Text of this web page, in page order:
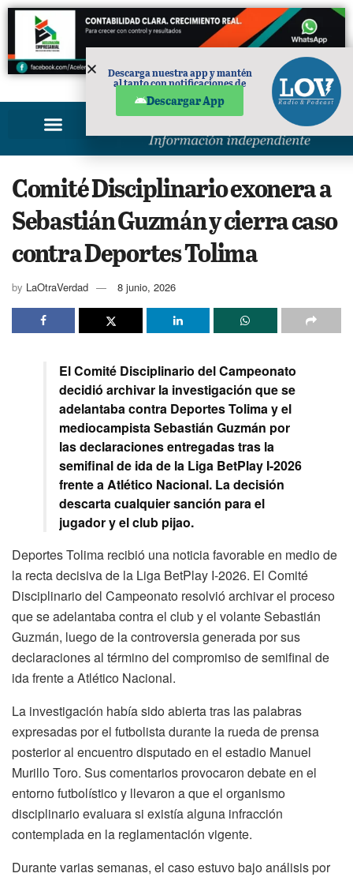
PUBLICIDAD
Comité Disciplinario exonera a
Sebastián Guzmán y cierra caso
contra Deportes Tolima
by LaOtraVerdad 8 junio, 2026
El Comité Disciplinario del Campeonato
decidió archivar la investigación que se
adelantaba contra Deportes Tolima y el
mediocampista Sebastián Guzmán por
las declaraciones entregadas tras la
semifinal de ida de la Liga BetPlay I-2026
frente a Atlético Nacional. La decisión
descarta cualquier sanción para el
jugador y el club pijao.
Deportes Tolima recibió una noticia favorable en medio de
la recta decisiva de la Liga BetPlay I-2026. El Comité
Disciplinario del Campeonato resolvió archivar el proceso
que se adelantaba contra el club y el volante Sebastián
Guzmán, luego de la controversia generada por sus
declaraciones al término del compromiso de semifinal de
ida frente a Atlético Nacional.
La investigación había sido abierta tras las palabras
expresadas por el futbolista durante la rueda de prensa
posterior al encuentro disputado en el estadio Manuel
Murillo Toro. Sus comentarios provocaron debate en el
entorno futbolístico y llevaron a que el organismo
disciplinario evaluara si existía alguna infracción
contemplada en la reglamentación vigente.
Durante varias semanas, el caso estuvo bajo análisis por
Descarga nuestra app y mantén
al tanto con notificaciones de
Descargar App